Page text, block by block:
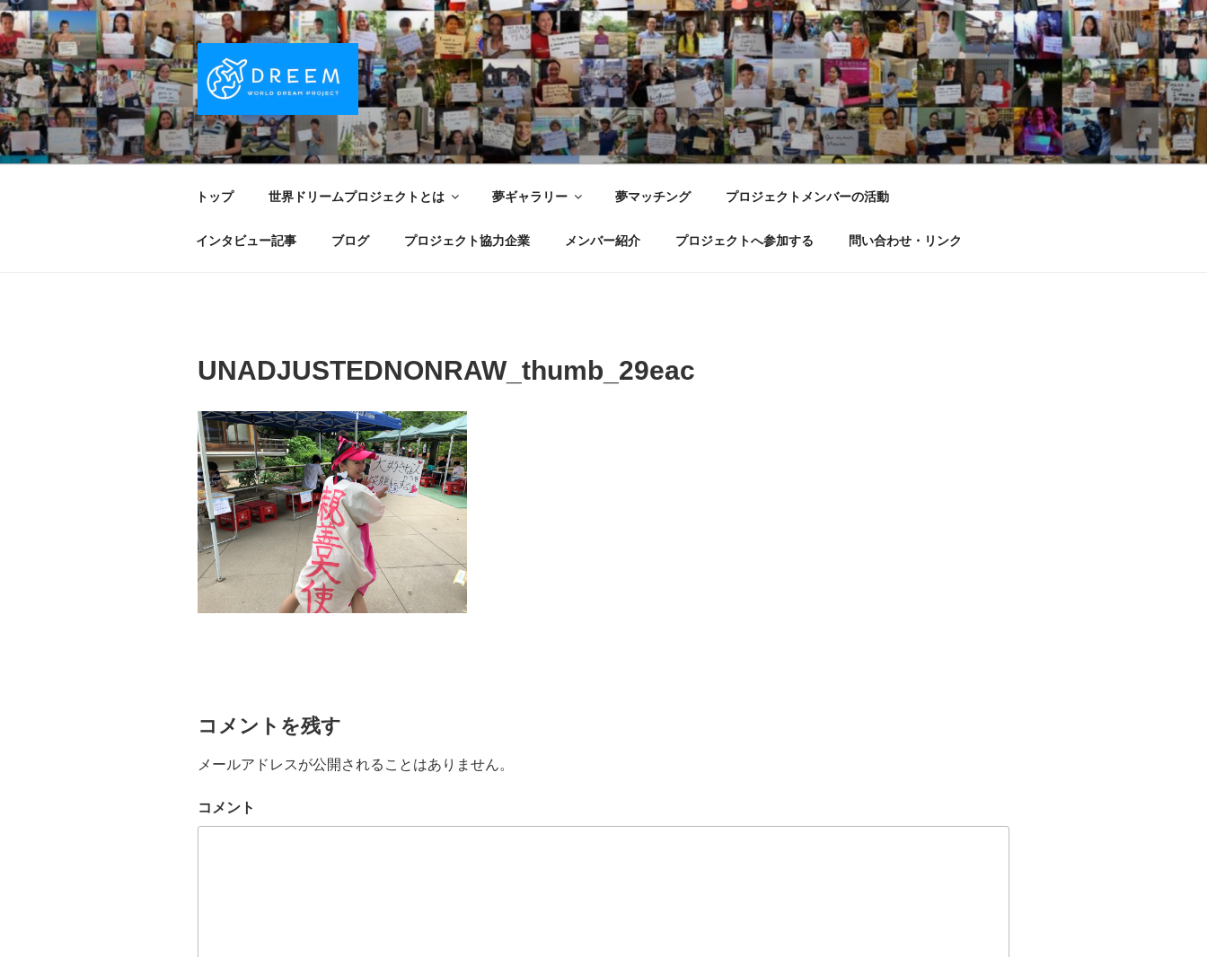
コ
ン
テ
ン
ツ
へ
ス
キ
DREEM | 世界ドリームプロジェクト WORLD DREAM
PROJECT
夢をもつワクワクを世界中に！ Sparks of Joy with dreams for everyone.
トップ 世界ドリームプロジェクトとは 夢ギャラリー 夢マッチング プロジェクトメンバーの活動
インタビュー記事 ブログ プロジェクト協力企業 メンバー紹介 プロジェクトへ参加する 問い合わせ・リンク
UNADJUSTEDNONRAW_thumb_29eac
コメントを残す
メールアドレスが公開されることはありません。
コメント